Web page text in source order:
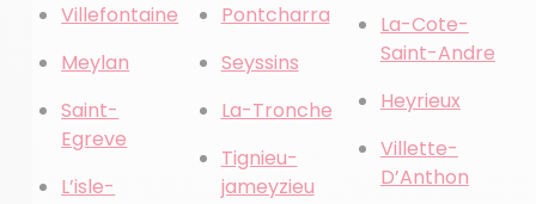
Villefontaine
Meylan
Saint-
Egreve
L’isle-
Pontcharra
Seyssins
La-Tronche
Tignieu-
jameyzieu
La-Cote-
Saint-Andre
Heyrieux
Villette-
D’Anthon